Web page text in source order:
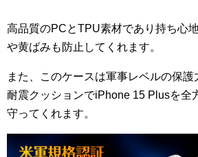
高品質のPCとTPU素材であり持ち心
や黄ばみも防止してくれます。
また、このケースは軍事レベルの保護
耐震クッションでiPhone 15 Plusを全
守ってくれます。